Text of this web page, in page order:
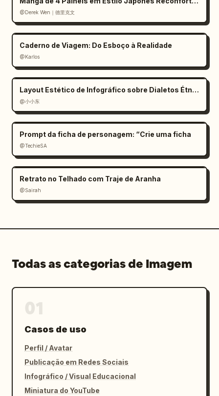
@Derek Wen｜德里克文
Caderno de Viagem: Do Esboço à Realidade
@Karlos
Layout Estético de Infográfico sobre Dialetos Étnicos
@小小东
Prompt da ficha de personagem: “Crie uma ficha
@TechieSA
Retrato no Telhado com Traje de Aranha
@Sairah
Todas as categorias de Imagem
Casos de uso
Perfil / Avatar
Publicação em Redes Sociais
Infográfico / Visual Educacional
Miniatura do YouTube